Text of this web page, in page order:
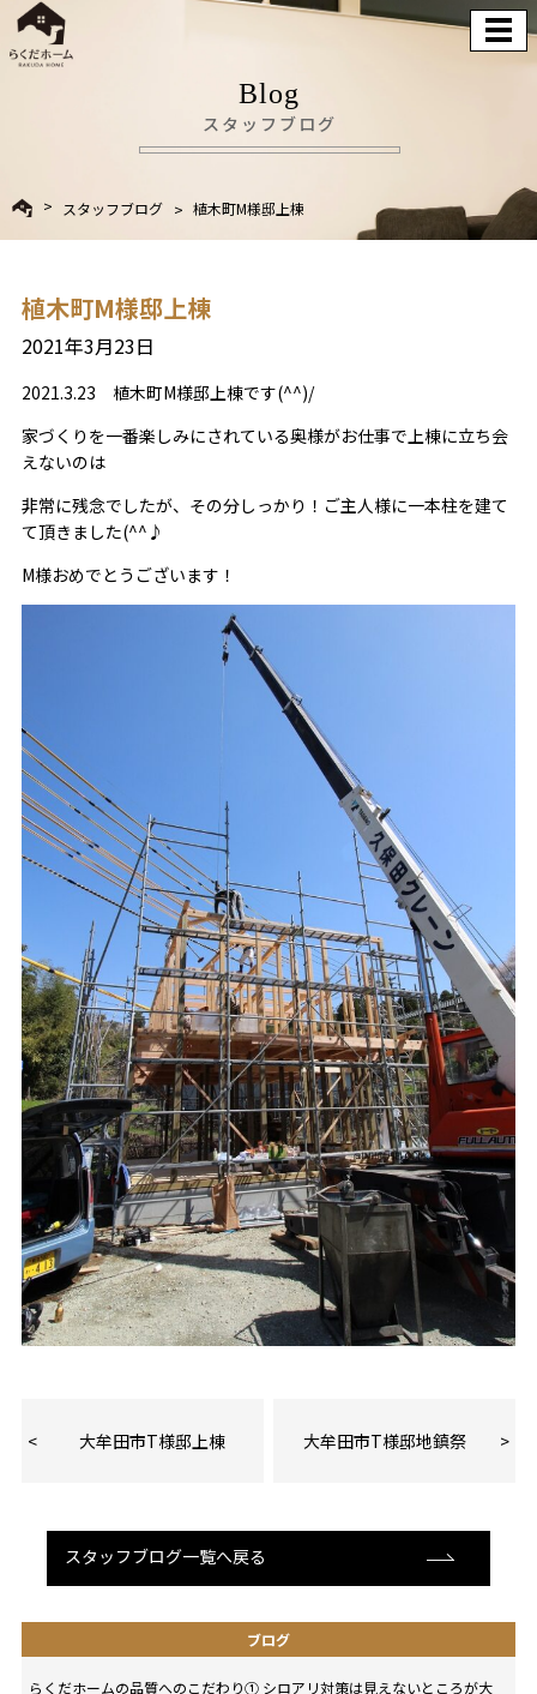
Blog
スタッフブログ
スタッフブログ 植木町M様邸上棟
植木町M様邸上棟
2021年3月23日
2021.3.23 植木町M様邸上棟です(^^)/
家づくりを一番楽しみにされている奥様がお仕事で上棟に立ち会
えないのは
非常に残念でしたが、その分しっかり！ご主人様に一本柱を建て
て頂きました(^^♪
M様おめでとうございます！
大牟田市T様邸上棟 大牟田市T様邸地鎮祭
スタッフブログ一覧へ戻る
ブログ
らくだホームの品質へのこだわり① シロアリ対策は見えないところが大